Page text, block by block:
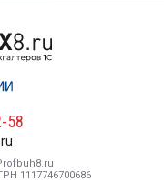
58
1117746700686